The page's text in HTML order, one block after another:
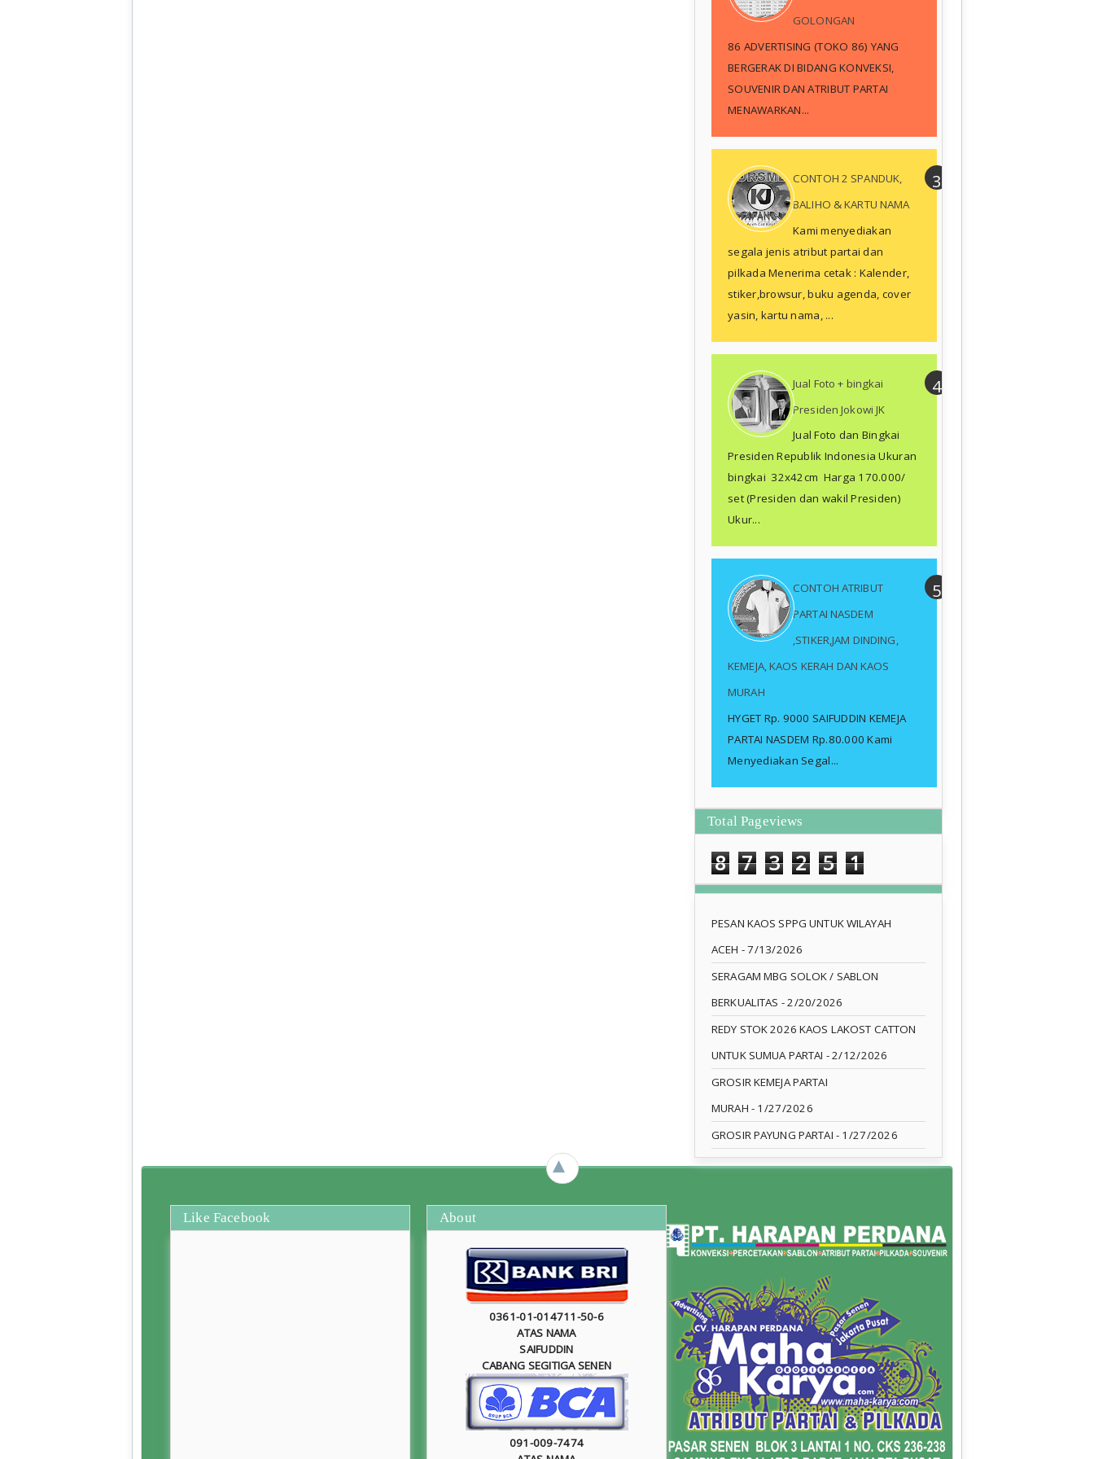
GOLONGAN
86 ADVERTISING (TOKO 86) YANG
BERGERAK DI BIDANG KONVEKSI,
SOUVENIR DAN ATRIBUT PARTAI
MENAWARKAN...
CONTOH 2 SPANDUK,
BALIHO & KARTU NAMA
Kami menyediakan
segala jenis atribut partai dan
pilkada Menerima cetak : Kalender,
stiker,browsur, buku agenda, cover
yasin, kartu nama, ...
Jual Foto + bingkai
Presiden Jokowi JK
Jual Foto dan Bingkai
Presiden Republik Indonesia Ukuran
bingkai 32x42cm Harga 170.000/
set (Presiden dan wakil Presiden)
Ukur...
CONTOH ATRIBUT
PARTAI NASDEM
,STIKER,JAM DINDING,
KEMEJA, KAOS KERAH DAN KAOS
MURAH
HYGET Rp. 9000 SAIFUDDIN KEMEJA
PARTAI NASDEM Rp.80.000 Kami
Menyediakan Segal...
Total Pageviews
8 7 3 2 5 1
PESAN KAOS SPPG UNTUK WILAYAH
ACEH - 7/13/2026
SERAGAM MBG SOLOK / SABLON
BERKUALITAS - 2/20/2026
REDY STOK 2026 KAOS LAKOST CATTON
UNTUK SUMUA PARTAI - 2/12/2026
GROSIR KEMEJA PARTAI
MURAH - 1/27/2026
GROSIR PAYUNG PARTAI - 1/27/2026
►
Like Facebook About
0361-01-014711-50-6
ATAS NAMA
SAIFUDDIN
CABANG SEGITIGA SENEN
091-009-7474